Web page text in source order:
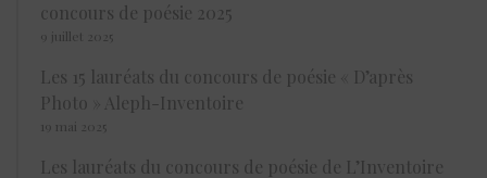
concours de poésie 2025
9 juillet 2025
Les 15 lauréats du concours de poésie « D’après
Photo » Aleph-Inventoire
19 mai 2025
Les lauréats du concours de poésie de L’Inventoire